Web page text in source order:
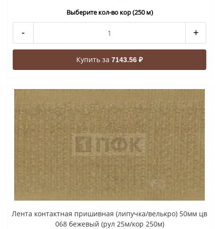
Выберите кол-во кор (250 м)
- +
Купить за 7143.56 ₽
Лента контактная пришивная (липучка/велькро) 50мм цв
068 бежевый (рул 25м/кор 250м)